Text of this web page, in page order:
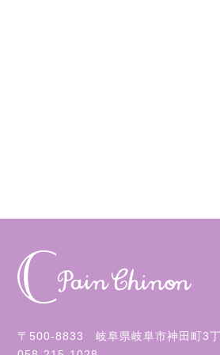
〒500-8833 岐阜県岐阜市神田町3